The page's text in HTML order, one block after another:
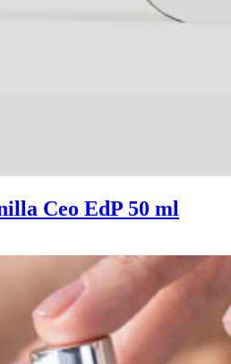
Ceo EdP 50 ml